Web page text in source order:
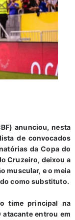
anunciou, nesta
de convocados
da Copa do
Cruzeiro, deixou a
muscular, e o meia
como substituto.
time principal na
entrou em